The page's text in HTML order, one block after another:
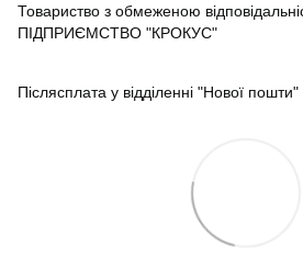
Товариство з обмеженою
ПІДПРИЄМСТВО "КРОКУС"
Післясплата у відділенні "Нової